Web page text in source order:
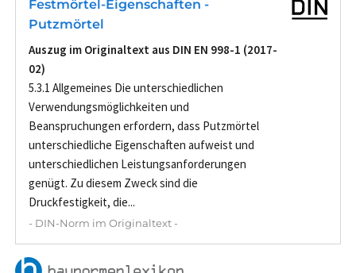
Festmörtel-Eigenschaften -
Putzmörtel
Auszug im Originaltext aus DIN EN 998-1 (2017-
02)
5.3.1 Allgemeines Die unterschiedlichen
Verwendungsmöglichkeiten und
Beanspruchungen erfordern, dass Putzmörtel
unterschiedliche Eigenschaften aufweist und
unterschiedlichen Leistungsanforderungen
genügt. Zu diesem Zweck sind die
Druckfestigkeit, die...
- DIN-Norm im Originaltext -